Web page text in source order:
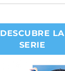
DESCUBRE LA
SERIE